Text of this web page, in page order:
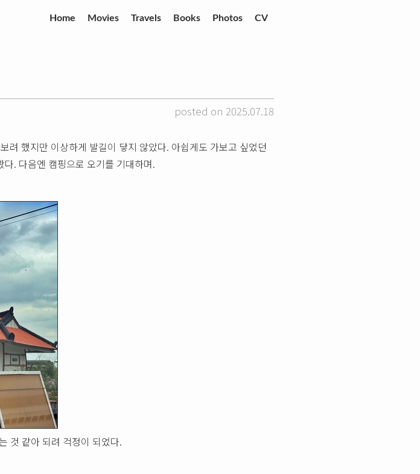
Home Movies Travels Books Photos CV
posted on 2025.07.18
려 했지만 이상하게 발길이 닿지 않았다. 아쉽게도 가보고 싶었던
. 다음엔 캠핑으로 오기를 기대하며.
것 같아 되려 걱정이 되었다.